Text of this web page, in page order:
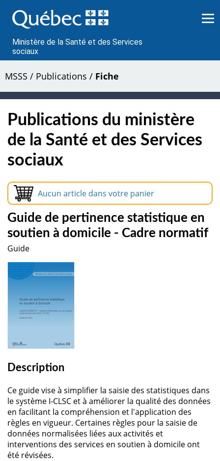
au
contenu
Ministère de la Santé et des Services
sociaux
MSSS / Publications / Fiche
Publications du ministère
de la Santé et des Services
sociaux
Aucun article dans votre panier
Guide de pertinence statistique en
soutien à domicile - Cadre normatif
Guide
Description
Ce guide vise à simplifier la saisie des statistiques dans
le système I-CLSC et à améliorer la qualité des données
en facilitant la compréhension et l'application des
règles en vigueur. Certaines règles pour la saisie de
données normalisées liées aux activités et
interventions des services en soutien à domicile ont
été révisées.